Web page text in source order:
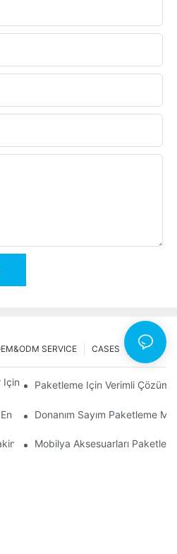
NEWS
CASES
SERVICE
Için Vida Sayım Paketleme Makineleri
Paketleme Için Verimli
İyi Donanım Paketleme Makineleri
Donanım Sayım Paketleme
Verimli Paketleme İçin En İyi
Mobilya Aksesuarları